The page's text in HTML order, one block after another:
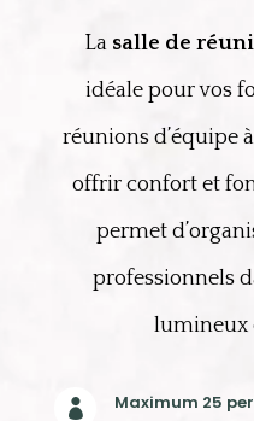
La salle de
idéale pour vos
réunions d’équipe
offrir confort et
permet
professionnels
lumineux
 Maximum 25